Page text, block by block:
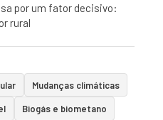
por um fator decisivo:
rural
Mudanças climáticas
Biogás e biometano